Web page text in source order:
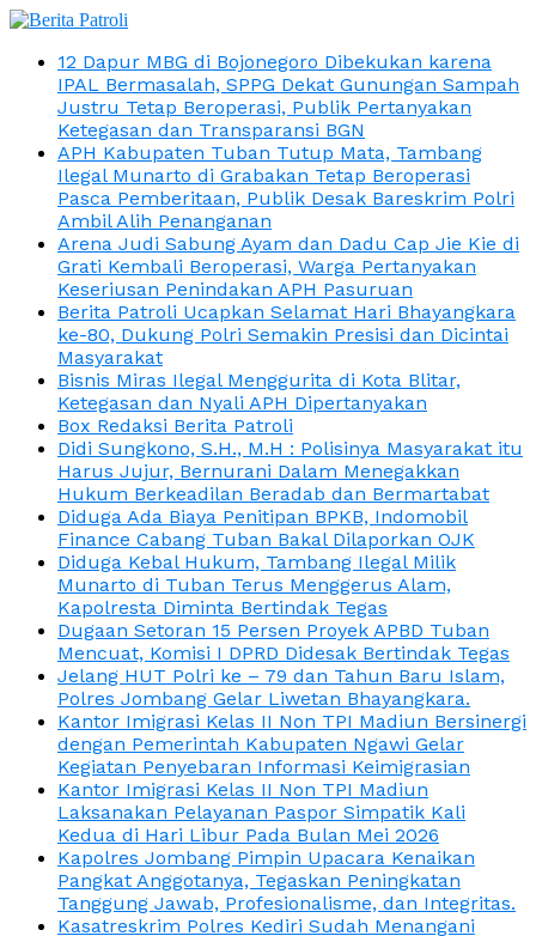
12 Dapur MBG di Bojonegoro Dibekukan karena
IPAL Bermasalah, SPPG Dekat Gunungan Sampah
Justru Tetap Beroperasi, Publik Pertanyakan
Ketegasan dan Transparansi BGN
APH Kabupaten Tuban Tutup Mata, Tambang
Ilegal Munarto di Grabakan Tetap Beroperasi
Pasca Pemberitaan, Publik Desak Bareskrim Polri
Ambil Alih Penanganan
Arena Judi Sabung Ayam dan Dadu Cap Jie Kie di
Grati Kembali Beroperasi, Warga Pertanyakan
Keseriusan Penindakan APH Pasuruan
Berita Patroli Ucapkan Selamat Hari Bhayangkara
ke-80, Dukung Polri Semakin Presisi dan Dicintai
Masyarakat
Bisnis Miras Ilegal Menggurita di Kota Blitar,
Ketegasan dan Nyali APH Dipertanyakan
Box Redaksi Berita Patroli
Didi Sungkono, S.H., M.H : Polisinya Masyarakat itu
Harus Jujur, Bernurani Dalam Menegakkan
Hukum Berkeadilan Beradab dan Bermartabat
Diduga Ada Biaya Penitipan BPKB, Indomobil
Finance Cabang Tuban Bakal Dilaporkan OJK
Diduga Kebal Hukum, Tambang Ilegal Milik
Munarto di Tuban Terus Menggerus Alam,
Kapolresta Diminta Bertindak Tegas
Dugaan Setoran 15 Persen Proyek APBD Tuban
Mencuat, Komisi I DPRD Didesak Bertindak Tegas
Jelang HUT Polri ke – 79 dan Tahun Baru Islam,
Polres Jombang Gelar Liwetan Bhayangkara.
Kantor Imigrasi Kelas II Non TPI Madiun Bersinergi
dengan Pemerintah Kabupaten Ngawi Gelar
Kegiatan Penyebaran Informasi Keimigrasian
Kantor Imigrasi Kelas II Non TPI Madiun
Laksanakan Pelayanan Paspor Simpatik Kali
Kedua di Hari Libur Pada Bulan Mei 2026
Kapolres Jombang Pimpin Upacara Kenaikan
Pangkat Anggotanya, Tegaskan Peningkatan
Tanggung Jawab, Profesionalisme, dan Integritas.
Kasatreskrim Polres Kediri Sudah Menangani